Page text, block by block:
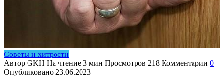
Советы и хитрости
Автор GKH На чтение 3 мин Просмотров 218 Комментарии 0
Опубликовано 23.06.2023